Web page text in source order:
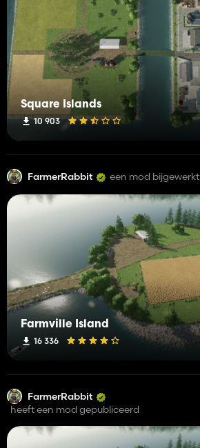
Square Islands
10 903
FarmerRabbit een mod bijgewerkt
Farmville Island
16 336
FarmerRabbit
heeft een mod gepubliceerd